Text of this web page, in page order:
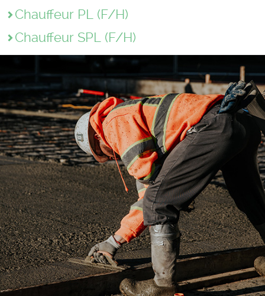
Chauffeur PL (F/H)
Chauffeur SPL (F/H)